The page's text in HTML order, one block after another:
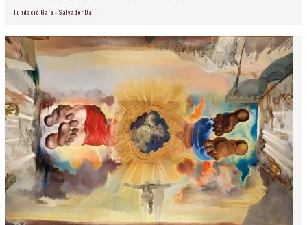
Fundació Gala - Salvador Dalí